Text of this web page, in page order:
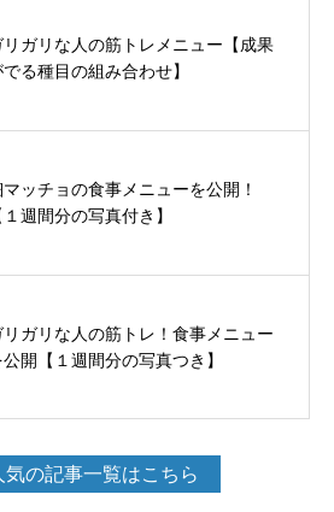
リガリな人の筋トレメニュー【成果
る種目の組み合わせ】
マッチョの食事メニューを公開！
１週間分の写真付き】
リガリな人の筋トレ！食事メニュー
公開【１週間分の写真つき】
気の記事一覧はこちら